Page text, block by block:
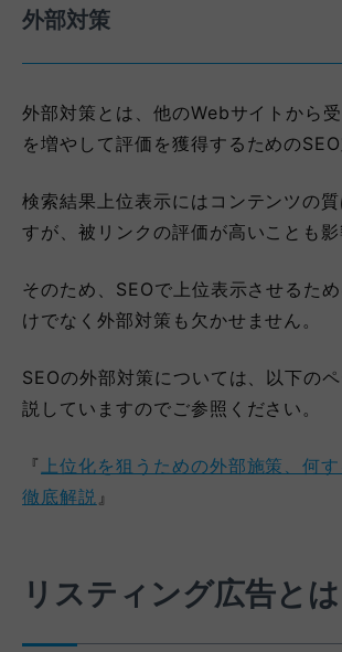
外部対策
外部対策とは、他のWebサイトから
を増やして評価を獲得するためのSEO
検索結果上位表示にはコンテンツの
すが、被リンクの評価が高いことも影
そのため、SEOで上位表示させるた
けでなく外部対策も欠かせません。
SEOの外部対策については、以下の
説していますのでご参照ください。
『 上位化を狙うための外部施策、何
徹底解説 』
リスティング広告とは